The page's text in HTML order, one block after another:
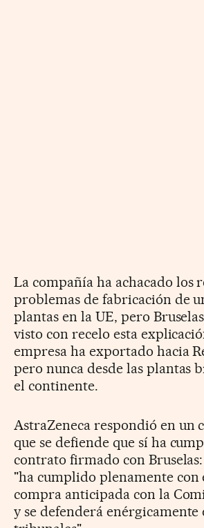
La compañía ha achacado los
problemas de fabricación de
plantas en la UE, pero
visto con recelo esta
empresa ha exportado hacia
pero nunca desde las plantas
el continente.
AstraZeneca respondió en un
que se defiende que sí ha
contrato firmado con
"ha cumplido plenamente con
compra anticipada con la
y se defenderá enérgicamente